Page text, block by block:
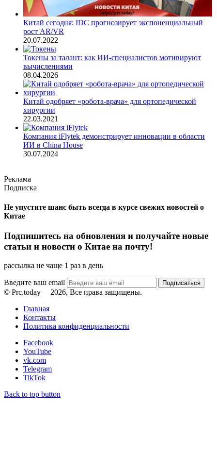
Китай сегодня: IDC прогнозирует экспоненциальный
рост AR/VR
20.07.2022
Токены за талант: как ИИ-специалистов мотивируют
вычислениями
08.04.2026
Китай одобряет «робота-врача» для ортопедической
хирургии
22.03.2021
Компания iFlytek демонстрирует инновации в области
ИИ в China House
30.07.2024
Реклама
Подписка
Не упустите шанс быть всегда в курсе свежих новостей о
Китае
Подпишитесь на обновления и получайте новые
статьи и новости о Китае на почту!
рассылка не чаще 1 раз в день
Введите ваш email
© Prc.today
2026, Все права защищены.
Главная
Контакты
Политика конфиденциальности
Facebook
YouTube
vk.com
Telegram
TikTok
Back to top button